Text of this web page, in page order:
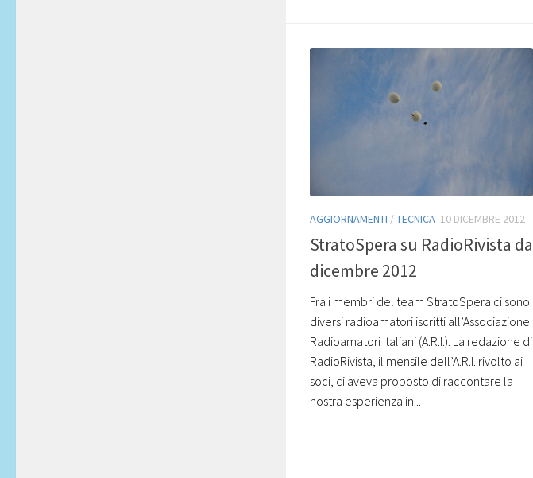
AGGIORNAMENTI /TECNICA 10 DICEMBRE 2012
StratoSpera su RadioRivista da
dicembre 2012
Fra i membri del team StratoSpera ci sono
diversi radioamatori iscritti all’Associazione
Radioamatori Italiani (A.R.I.). La redazione di
RadioRivista, il mensile dell’A.R.I. rivolto ai
soci, ci aveva proposto di raccontare la
nostra esperienza in...